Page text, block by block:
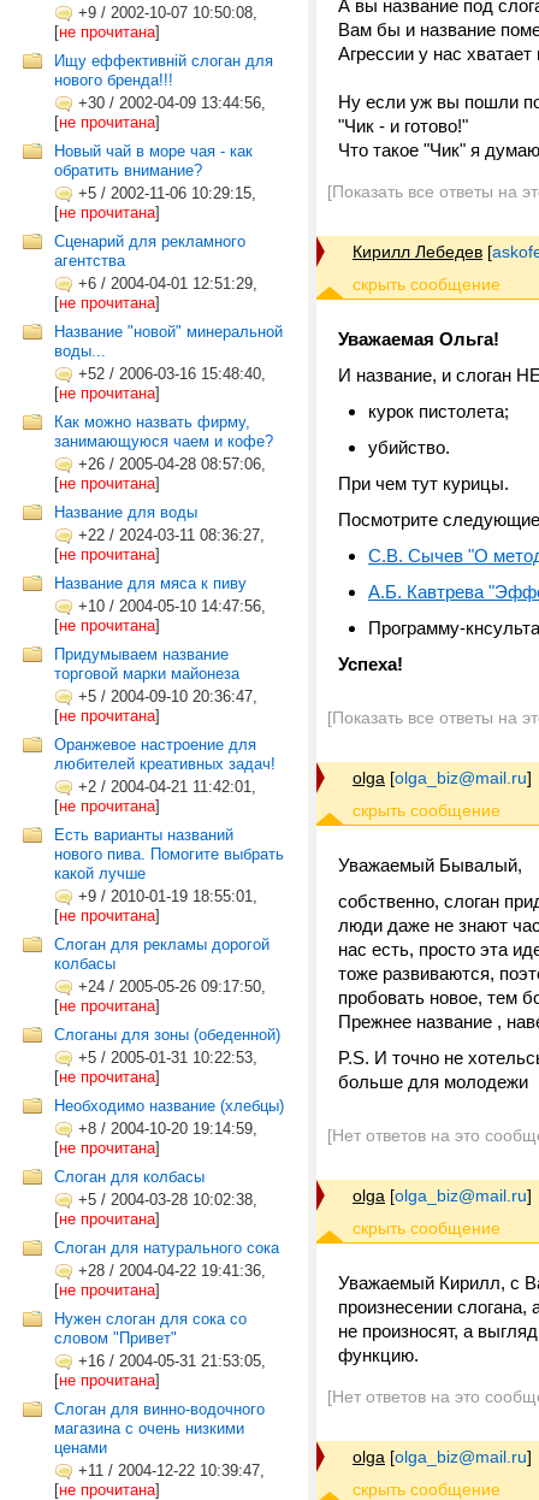
+9 / 2002-10-07 10:50:08,
[не прочитана]
Ищу еффективній слоган для
нового бренда!!!
+30 / 2002-04-09 13:44:56,
[не прочитана]
Новый чай в море чая - как
обратить внимание?
+5 / 2002-11-06 10:29:15,
[не прочитана]
Сценарий для рекламного
агентства
+6 / 2004-04-01 12:51:29,
[не прочитана]
Название "новой" минеральной
воды...
+52 / 2006-03-16 15:48:40,
[не прочитана]
Как можно назвать фирму,
занимающуюся чаем и кофе?
+26 / 2005-04-28 08:57:06,
[не прочитана]
Название для воды
+22 / 2024-03-11 08:36:27,
[не прочитана]
Название для мяса к пиву
+10 / 2004-05-10 14:47:56,
[не прочитана]
Придумываем название
торговой марки майонеза
+5 / 2004-09-10 20:36:47,
[не прочитана]
Оранжевое настроение для
любителей креативных задач!
+2 / 2004-04-21 11:42:01,
[не прочитана]
Есть варианты названий
нового пива. Помогите выбрать
какой лучше
+9 / 2010-01-19 18:55:01,
[не прочитана]
Слоган для рекламы дорогой
колбасы
+24 / 2005-05-26 09:17:50,
[не прочитана]
Слоганы для зоны (обеденной)
+5 / 2005-01-31 10:22:53,
[не прочитана]
Необходимо название (хлебцы)
+8 / 2004-10-20 19:14:59,
[не прочитана]
Слоган для колбасы
+5 / 2004-03-28 10:02:38,
[не прочитана]
Слоган для натурального сока
+28 / 2004-04-22 19:41:36,
[не прочитана]
Нужен слоган для сока со
словом "Привет"
+16 / 2004-05-31 21:53:05,
[не прочитана]
Слоган для винно-водочного
магазина с очень низкими
ценами
+11 / 2004-12-22 10:39:47,
[не прочитана]
А вы название под
Вам бы и название
Агрессии у нас
Ну если уж вы пошли
"Чик - и готово!"
Что такое "Чик" я
[Показать все ответы на
Кирилл Лебедев [
Уважаемая Ольга!
И название, и слоган
курок пистолета;
убийство.
При чем тут курицы.
Посмотрите
С.В. Сычев "О
А.Б. Кавтрева
Программу-
Успеха!
[Показать все ответы на
olga [olga_biz@mail.ru]
Уважаемый Бывалый,
собственно, слоган
люди даже не знают
нас есть, просто эта
тоже развиваются,
пробовать новое, тем
Прежнее название ,
P.S. И точно не
больше для молодежи
[Нет ответов на это
olga [olga_biz@mail.ru]
Уважаемый Кирилл, с
произнесении
не произносят, а
функцию.
[Нет ответов на это
olga [olga_biz@mail.ru]